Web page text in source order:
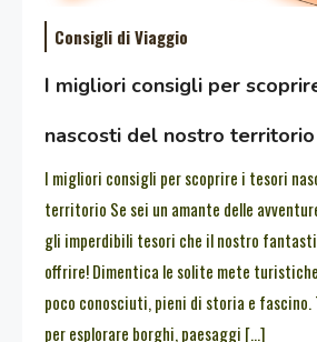
Consigli di Viaggio
I migliori consigli per
nascosti del nostro territorio
I migliori consigli per scoprire i tesori
territorio Se sei un amante delle
gli imperdibili tesori che il nostro
offrire! Dimentica le solite mete
poco conosciuti, pieni di storia e fascino.
per esplorare borghi, paesaggi […]